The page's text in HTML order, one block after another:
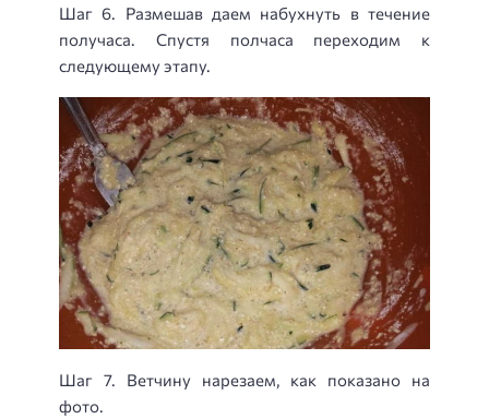
Шаг 6. Размешав даем набухнуть в течение
получаса. Спустя полчаса переходим к
следующему этапу.
Шаг 7. Ветчину нарезаем, как показано на
фото.